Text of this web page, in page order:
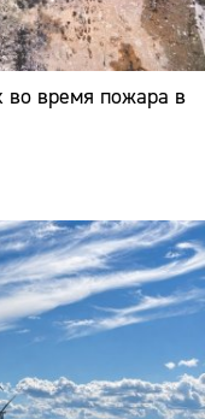
во время пожара в